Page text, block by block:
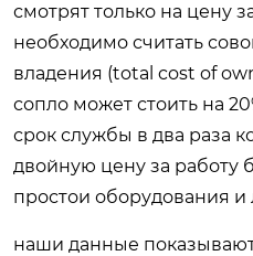
смотрят только на цену
необходимо считать
владения (total cost of
сопло может стоить на
срок службы в два раза
двойную цену за работу
простои оборудования и
наши данные